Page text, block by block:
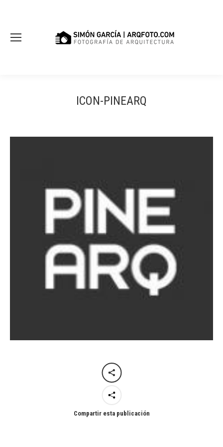
ICON-PINEARQ
Compartir esta publicación